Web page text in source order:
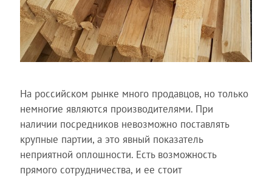
На российском рынке много продавцов, но только
немногие являются производителями. При
наличии посредников невозможно поставлять
крупные партии, а это явный показатель
неприятной оплошности. Есть возможность
прямого сотрудничества, и ее стоит